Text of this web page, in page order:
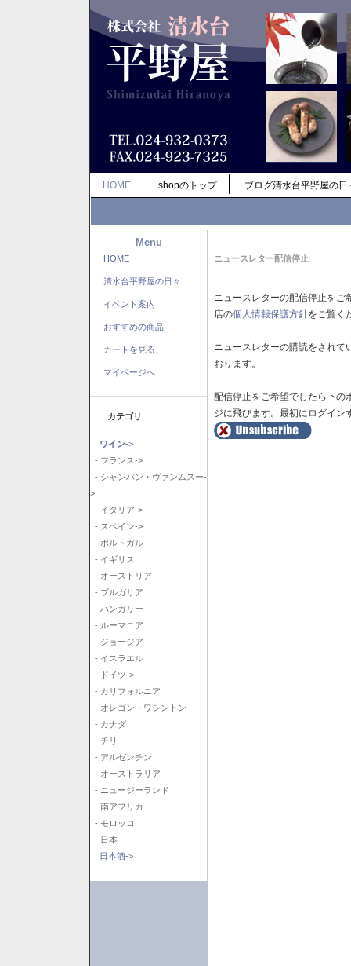
HOME shopのトップ ブログ清水台平野屋の日
Menu
HOME
清水台平野屋の日々
イベント案内
おすすめの商品
カートを見る
マイページへ
カテゴリ
ワイン->
- フランス->
- シャンパン・ヴァンムスー-
>
- イタリア->
- スペイン->
- ポルトガル
- イギリス
- オーストリア
- ブルガリア
- ハンガリー
- ルーマニア
- ジョージア
- イスラエル
- ドイツ->
- カリフォルニア
- オレゴン・ワシントン
- カナダ
- チリ
- アルゼンチン
- オーストラリア
- ニュージーランド
- 南アフリカ
- モロッコ
- 日本
日本酒->
ニュースレター配信停止
ニュースレターの配信停止を
店の個人情報保護方針をご覧く
ニュースレターの購読をされ
おります。
配信停止をご希望でしたら下の
ジに飛びます。最初にログイン